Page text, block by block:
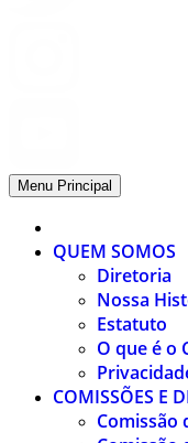
Menu Principal
QUEM SOMOS
Diretoria
Nossa
Estatuto
O que é o
COMISSÕES E
Comissão